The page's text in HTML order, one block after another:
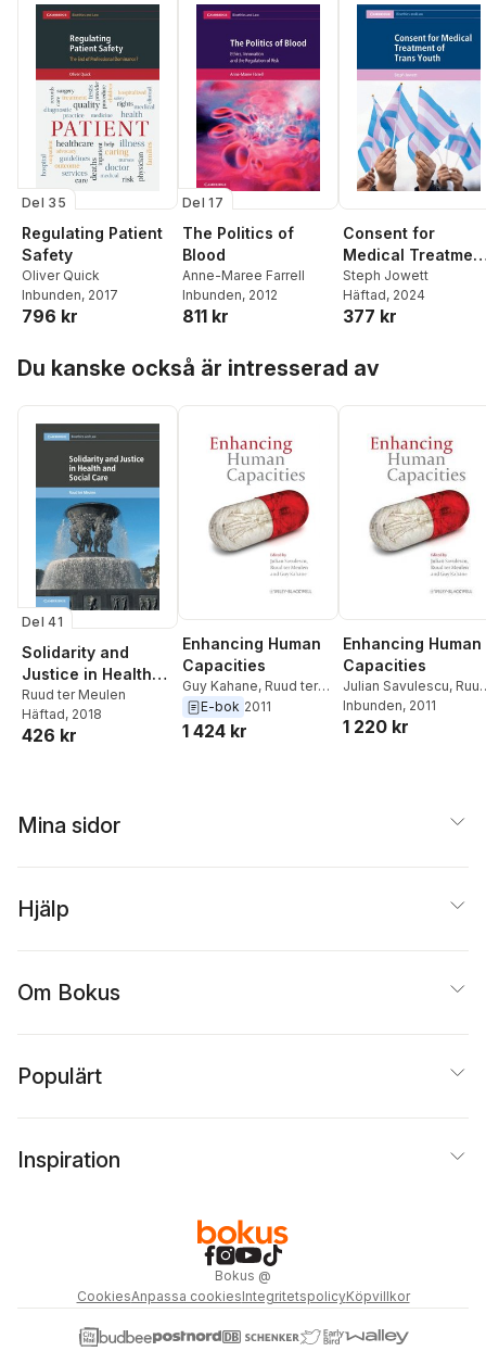
Del 35
Regulating Patient
Safety
Oliver Quick
Inbunden, 2017
796 kr
Del 17
The Politics of
Blood
Anne-Maree Farrell
Inbunden, 2012
811 kr
Consent for
Medical
of Trans Youth
Steph Jowett
Häftad, 2024
377 kr
Du kanske också är intresserad av
Del 41
Solidarity and
Justice in Health
and Social Care
Ruud ter Meulen
Häftad, 2018
426 kr
Enhancing Human
Capacities
Guy Kahane, Ruud ter
Meulen,Julian
Savulescu
E-bok 2011
1 424 kr
Enhancing Human
Capacities
Julian Savulescu,
ter Meulen,Guy
Inbunden, 2011
1 220 kr
Mina sidor
Hjälp
Om Bokus
Populärt
Inspiration
Bokus @
CookiesAnpassa cookiesIntegritetspolicyKöpvillkor